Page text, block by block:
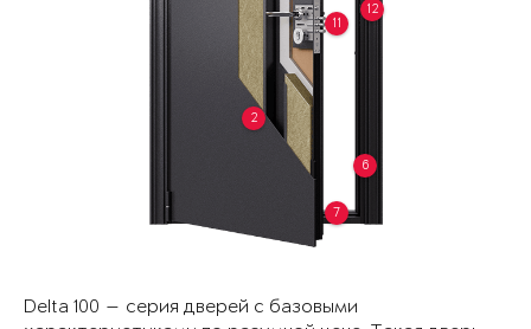
2
6
7
11
12
Delta 100 — серия дверей с базовыми